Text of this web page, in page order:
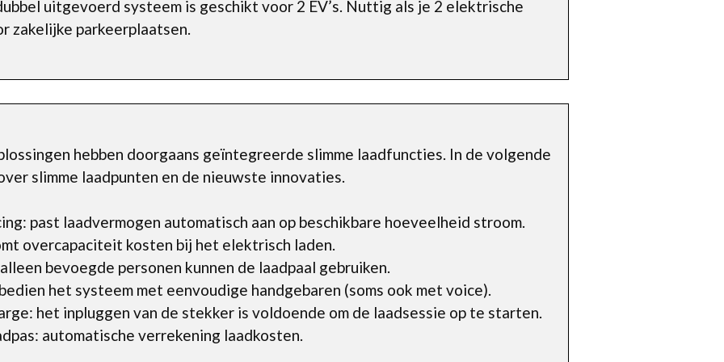
uitgevoerd systeem is geschikt voor 2 EV’s. Nuttig als je 2 elektrische
zakelijke parkeerplaatsen.
hebben doorgaans geïntegreerde slimme laadfuncties. In de volgende
slimme laadpunten en de nieuwste innovaties.
past laadvermogen automatisch aan op beschikbare hoeveelheid stroom.
overcapaciteit kosten bij het elektrisch laden.
bevoegde personen kunnen de laadpaal gebruiken.
het systeem met eenvoudige handgebaren (soms ook met voice).
het inpluggen van de stekker is voldoende om de laadsessie op te starten.
automatische verrekening laadkosten.